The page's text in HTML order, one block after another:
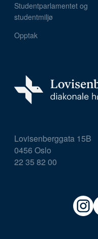
Studentparlamentet og
studentmiljø
Opptak
Lovisenberggata 15B
0456 Oslo
22 35 82 00